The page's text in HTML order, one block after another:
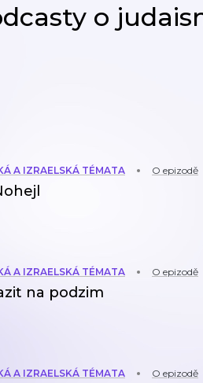
o
A IZRAELSKÁ TÉMATA O epizodě
A IZRAELSKÁ TÉMATA O epizodě
na podzim
A IZRAELSKÁ TÉMATA O epizodě